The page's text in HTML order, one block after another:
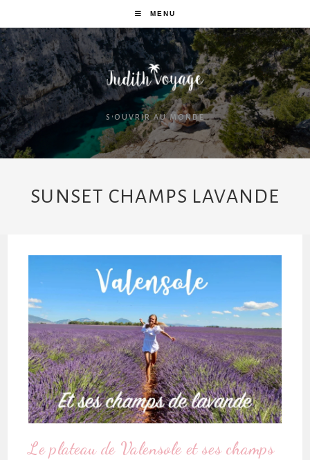
MENU
S'OUVRIR AU MONDE
SUNSET CHAMPS LAVANDE
Le plateau de Valensole et ses champs